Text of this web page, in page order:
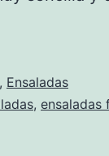
, Ensaladas
, ensaladas